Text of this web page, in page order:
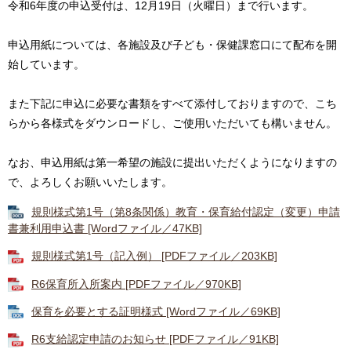
令和6年度の申込受付は、12月19日（火曜日）まで行います。
申込用紙については、各施設及び子ども・保健課窓口にて配布を開
始しています。
また下記に申込に必要な書類をすべて添付しておりますので、こち
らから各様式をダウンロードし、ご使用いただいても構いません。
なお、申込用紙は第一希望の施設に提出いただくようになりますの
で、よろしくお願いいたします。
規則様式第1号（第8条関係）教育・保育給付認定（変更）申請
書兼利用申込書 [Wordファイル／47KB]
規則様式第1号（記入例） [PDFファイル／203KB]
R6保育所入所案内 [PDFファイル／970KB]
保育を必要とする証明様式 [Wordファイル／69KB]
R6支給認定申請のお知らせ [PDFファイル／91KB]